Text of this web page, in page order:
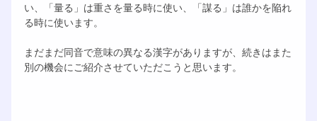
い、「量る」は重さを量る時に使い、「謀る」は誰かを陥れ
る時に使います。
まだまだ同音で意味の異なる漢字がありますが、続きはまた
別の機会にご紹介させていただこうと思います。